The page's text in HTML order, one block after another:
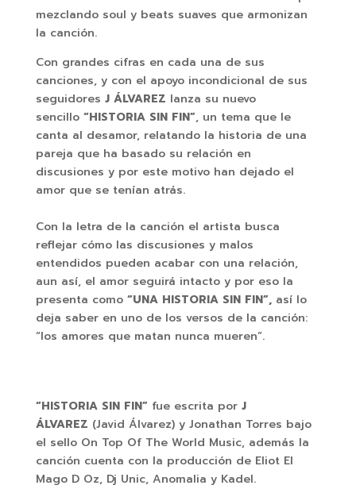
mezclando soul y beats suaves que armonizan
la canción.
Con grandes cifras en cada una de sus
canciones, y con el apoyo incondicional de sus
seguidores J ÁLVAREZ lanza su nuevo
sencillo “HISTORIA SIN FIN”, un tema que le
canta al desamor, relatando la historia de una
pareja que ha basado su relación en
discusiones y por este motivo han dejado el
amor que se tenían atrás.
Con la letra de la canción el artista busca
reflejar cómo las discusiones y malos
entendidos pueden acabar con una relación,
aun así, el amor seguirá intacto y por eso la
presenta como “UNA HISTORIA SIN FIN”,así lo
deja saber en uno de los versos de la canción:
“los amores que matan nunca mueren”.
“HISTORIA SIN FIN” fue escrita por J
ÁLVAREZ (Javid Álvarez) y Jonathan Torres bajo
el sello On Top Of The World Music, además la
canción cuenta con la producción de Eliot El
Mago D Oz, Dj Unic, Anomalia y Kadel.